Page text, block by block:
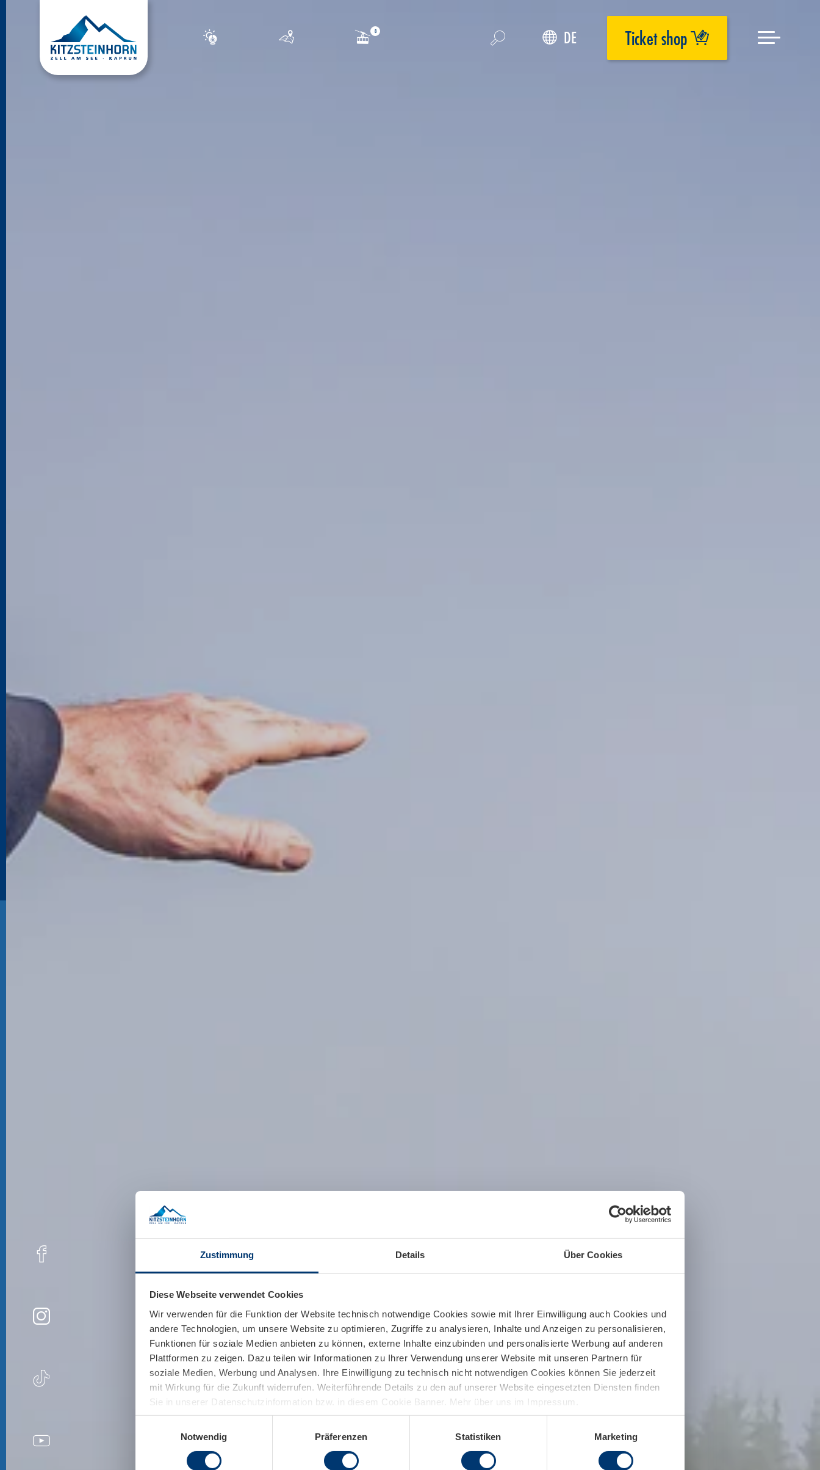
Zustimmung Details Über Cookies
Diese Webseite verwendet Cookies
Wir verwenden für die Funktion der Website technisch notwendige Cookies sowie mit Ihrer Einwilligung auch Cookies und
andere Technologien, um unsere Website zu optimieren, Zugriffe zu analysieren, Inhalte und Anzeigen zu personalisieren,
Funktionen für soziale Medien anbieten zu können, externe Inhalte einzubinden und personalisierte Werbung auf anderen
Plattformen zu zeigen. Dazu teilen wir Informationen zu Ihrer Verwendung unserer Website mit unseren Partnern für
soziale Medien, Werbung und Analysen. Ihre Einwilligung zu technisch nicht notwendigen Cookies können Sie jederzeit
mit Wirkung für die Zukunft widerrufen. Weiterführende Details zu den auf unserer Website eingesetzten Diensten finden
Sie in unserer Datenschutzinformation bzw. in diesem Cookie Banner. Mehr über uns im Impressum.
Notwendig
Präferenzen Statistiken Marketing
DE Ticket shop